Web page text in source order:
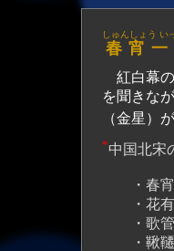
春宵
しゅんしょう い
紅白幕の
を聞きな
（金星）
*中国北宋
・春宵
・花有
・歌管
・鞦韆院